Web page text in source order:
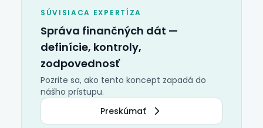
SÚVISIACA EXPERTÍZA
Správa finančných dát —
definície, kontroly,
zodpovednosť
Pozrite sa, ako tento koncept zapadá do
nášho prístupu.
Preskúmať